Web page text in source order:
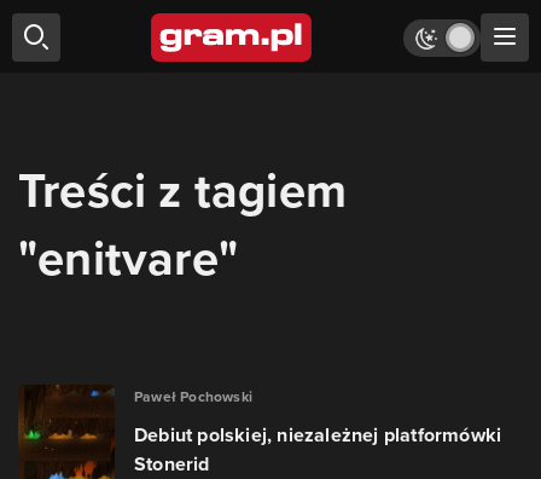
Treści z tagiem
"enitvare"
Paweł Pochowski
Debiut polskiej, niezależnej platformówki
Stonerid